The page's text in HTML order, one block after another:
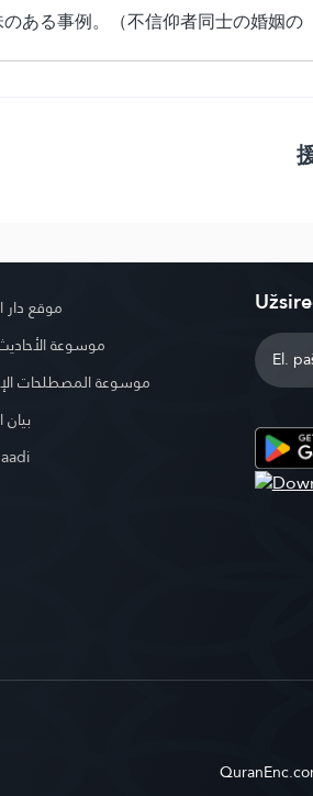
ある事例。（不信仰者同士の婚姻の
موقع دار
موسوعة
موسوعة المصطلحات